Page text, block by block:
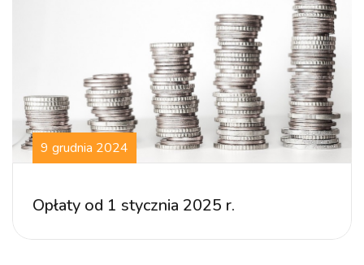
Opłaty od 1 stycznia 2025 r.
9 grudnia 2024